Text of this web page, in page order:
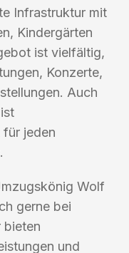
Infrastruktur mit
Kindergärten
ist vielfältig,
Konzerte,
Auch
jeden
Wolf
gerne bei
bieten
und